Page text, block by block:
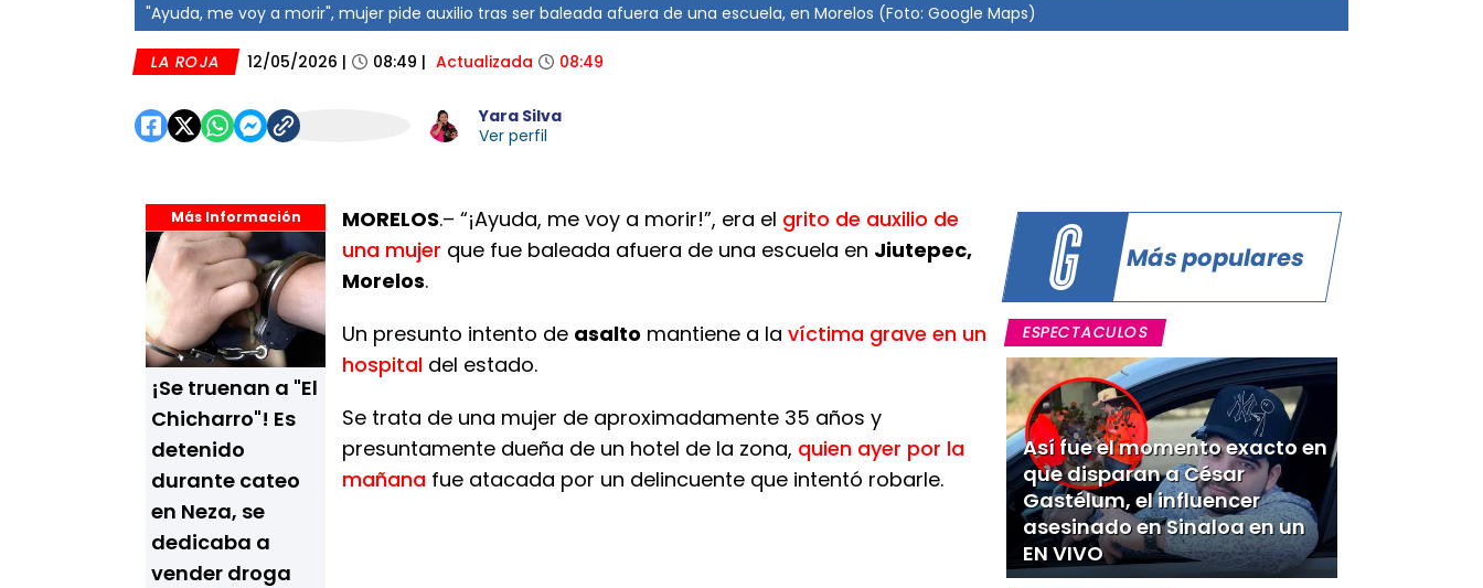
"Ayuda, me voy a morir", mujer pide auxilio tras ser baleada afuera de una escuela, en Morelos (Foto: Google Maps)
LA ROJA 12/05/2026 | 08:49 | Actualizada 08:49
Yara Silva
Ver perfil
Más Información
¡Se truenan a "El
Chicharro"! Es
detenido
durante cateo
en Neza, se
dedicaba a
vender droga
MORELOS.– “¡Ayuda, me voy a morir!”, era el grito de auxilio de
una mujer que fue baleada afuera de una escuela en Jiutepec,
Morelos.
Un presunto intento de asalto mantiene a la víctima grave en un
hospital del estado.
Se trata de una mujer de aproximadamente 35 años y
presuntamente dueña de un hotel de la zona, quien ayer por la
mañana fue atacada por un delincuente que intentó robarle.
Más populares
ESPECTACULOS
Así fue el momento exacto en
que disparan a César
Gastélum, el influencer
asesinado en Sinaloa en un
EN VIVO